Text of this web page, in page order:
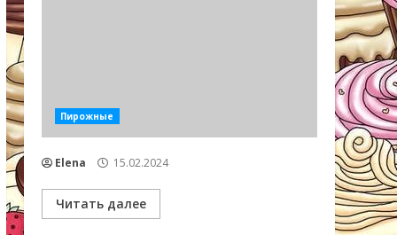
Пирожные
Elena 15.02.2024
Читать далее